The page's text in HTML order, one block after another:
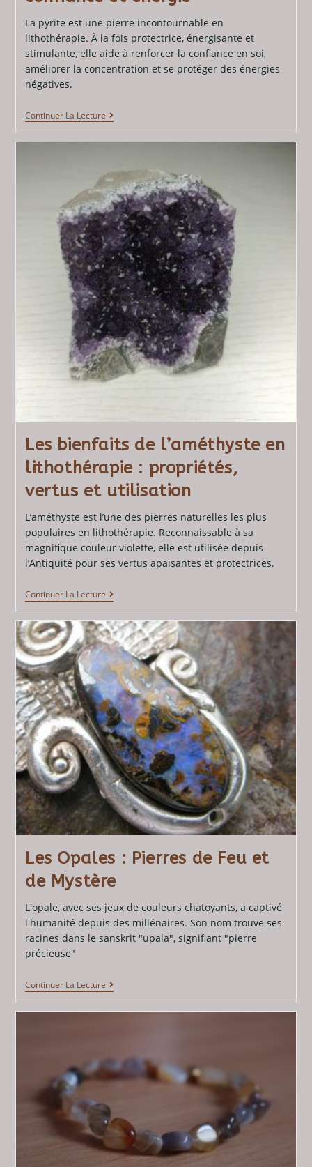
La pyrite est une pierre incontournable en
lithothérapie. À la fois protectrice, énergisante et
stimulante, elle aide à renforcer la confiance en soi,
améliorer la concentration et se protéger des énergies
négatives.
Continuer La Lecture
Les bienfaits de l’améthyste en
lithothérapie : propriétés,
vertus et utilisation
L’améthyste est l’une des pierres naturelles les plus
populaires en lithothérapie. Reconnaissable à sa
magnifique couleur violette, elle est utilisée depuis
l’Antiquité pour ses vertus apaisantes et protectrices.
Continuer La Lecture
Les Opales : Pierres de Feu et
de Mystère​
L'opale, avec ses jeux de couleurs chatoyants, a captivé
l'humanité depuis des millénaires. Son nom trouve ses
racines dans le sanskrit "upala", signifiant "pierre
précieuse"
Continuer La Lecture